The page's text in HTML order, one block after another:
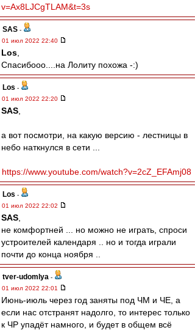
v=Ax8LJCgTLAM&t=3s
SAS -
01 июл 2022 22:40
Los
Спасибооо....на Лолиту похожа -:)
Los -
01 июл 2022 22:20
SAS
а вот посмотри, на какую версию - лестницы в
небо наткнулся в сети ...
https://www.youtube.com/watch?v=2cZ_EFAmj08
Los -
01 июл 2022 22:02
SAS
не комфортней ... но можно не играть, спроси
устроителей календаря .. но и тогда играли
почти до конца ноября ..
tver-udomlya -
01 июл 2022 22:01
Июнь-июль через год заняты под ЧМ и ЧЕ, а
если нас отстранят надолго, то интерес только
к ЧР упадёт намного, и будет в общем всё